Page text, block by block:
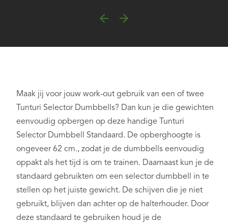
Maak jij voor jouw work-out gebruik van een of twee
Tunturi Selector Dumbbells? Dan kun je die gewichten
eenvoudig opbergen op deze handige Tunturi
Selector Dumbbell Standaard. De opberghoogte is
ongeveer 62 cm., zodat je de dumbbells eenvoudig
oppakt als het tijd is om te trainen. Daarnaast kun je de
standaard gebruikten om een selector dumbbell in te
stellen op het juiste gewicht. De schijven die je niet
gebruikt, blijven dan achter op de halterhouder. Door
deze standaard te gebruiken houd je de